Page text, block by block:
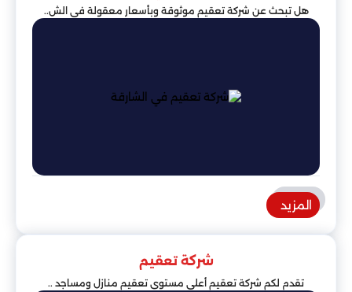
هل تبحث عن شركة تعقيم موثوقة وبأسعار معقولة في الش..
المزيد
شركة تعقيم
تقدم لكم شركة تعقيم أعلى مستوى تعقيم منازل ومساجد ..